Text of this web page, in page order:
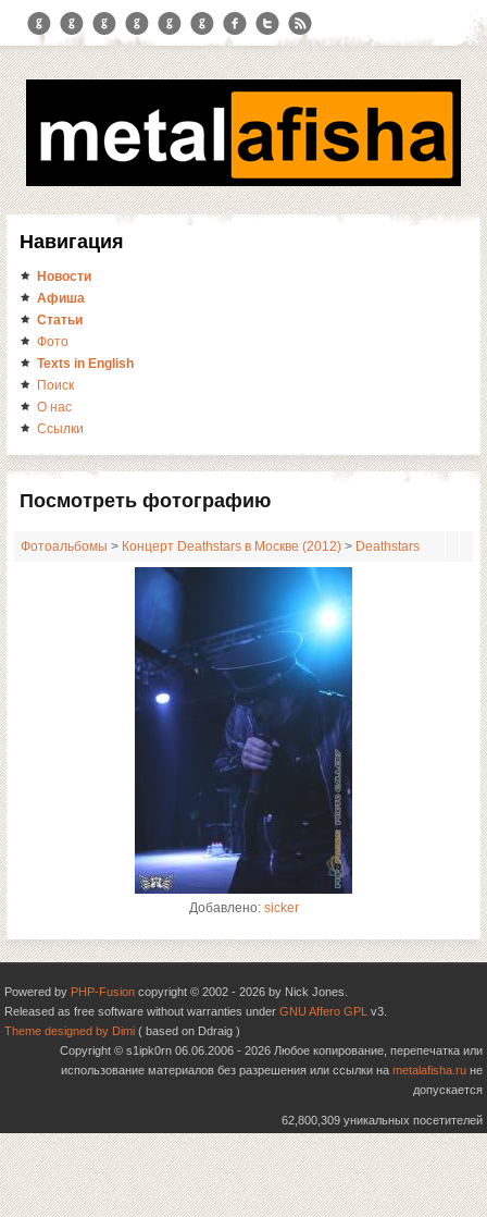
Навигация
Новости
Афиша
Статьи
Фото
Texts in English
Поиск
О нас
Ссылки
Посмотреть фотографию
Фотоальбомы > Концерт Deathstars в Москве (2012) > Deathstars
Добавлено: sicker
Powered by PHP-Fusion copyright © 2002 - 2026 by Nick Jones.
Released as free software without warranties under GNU Affero GPL v3.
Theme designed by Dimi ( based on Ddraig )
Copyright © s1ipk0rn 06.06.2006 - 2026 Любое копирование, перепечатка или
использование материалов без разрешения или ссылки на metalafisha.ru не
допускается
62,800,309 уникальных посетителей